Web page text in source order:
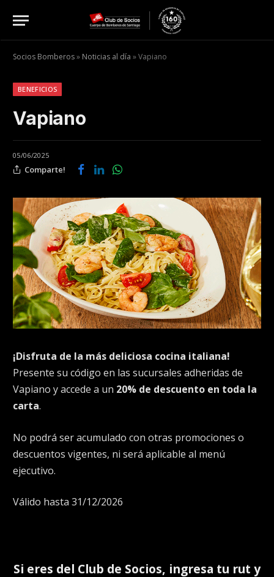
Socios Bomberos» Noticias al día »Vapiano
BENEFICIOS
Vapiano
05/06/2025
Comparte!
¡Disfruta de la más deliciosa cocina italiana!
Presente su código en las sucursales adheridas de
Vapiano y accede a un 20% de descuento en toda la
carta.
No podrá ser acumulado con otras promociones o
descuentos vigentes, ni será aplicable al menú
ejecutivo.
Válido hasta 31/12/2026
Si eres del Club de Socios, ingresa tu rut y